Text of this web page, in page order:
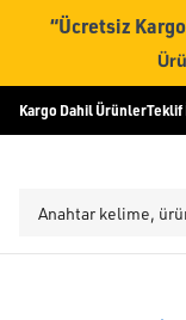
“Ücretsiz
Kargo Dahil ÜrünlerTeklif